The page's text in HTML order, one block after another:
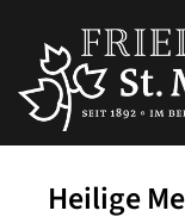
Heilige